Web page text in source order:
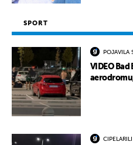
SPORT
POJAVILA
VIDEO